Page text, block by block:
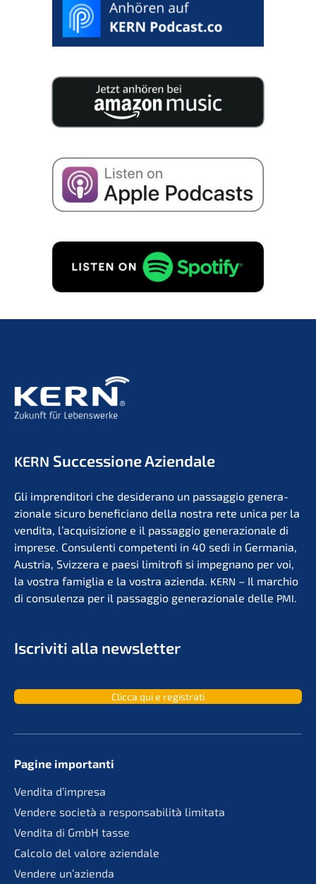
KERN Succes­sio­ne Aziendale
Gli impren­di­to­ri che deside­r­ano un passag­gio genera­
zio­na­le sicuro benefi­ci­a­no della nostra rete unica per la
vendita, l’acqui­si­zio­ne e il passag­gio genera­zio­na­le di
impre­se. Consu­len­ti compe­ten­ti in 40 sedi in Germa­nia,
Austria, Svizzera e paesi limit­ro­fi si impegna­no per voi,
la vostra famiglia e la vostra azien­da. KERN – Il marchio
di consu­len­za per il passag­gio genera­zio­na­le delle PMI.
Iscri­vi­ti alla newsletter
Clicca qui e registrati
Pagine importan­ti
Vendita d’impre­sa
Vende­re socie­tà a responsa­bi­li­tà limitata
Vendita di GmbH tasse
Calco­lo del valore aziendale
Vende­re un’azienda